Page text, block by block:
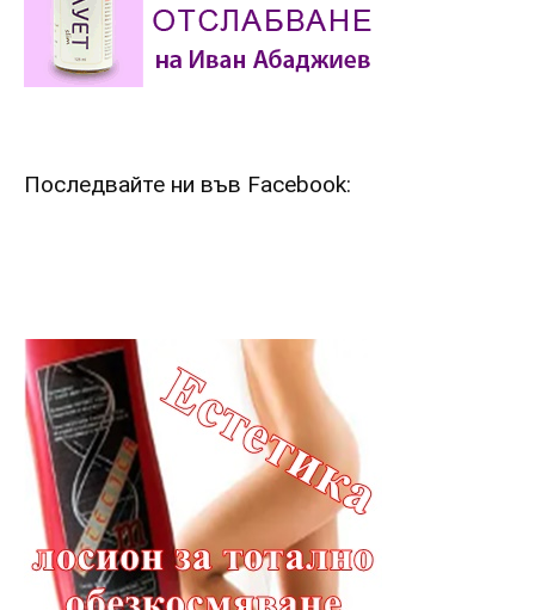
Последвайте ни във Facebook: